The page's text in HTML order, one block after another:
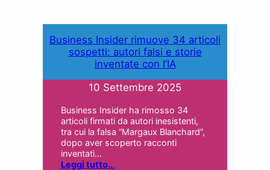
Business Insider rimuove 34 articoli
sospetti: autori falsi e storie
inventate con l’IA
10 Settembre 2025
Business Insider ha rimosso 34
articoli firmati da autori inesistenti,
tra cui la falsa “Margaux Blanchard”,
dopo aver scoperto racconti
inventati…
Leggi tutto...